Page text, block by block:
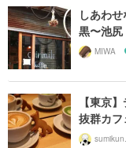
しあわ
黒〜池尻
MIWA
【東京
抜群カフ
sumikun.